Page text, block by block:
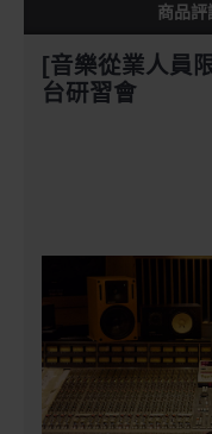
商品
[音樂從業人員
台研習會